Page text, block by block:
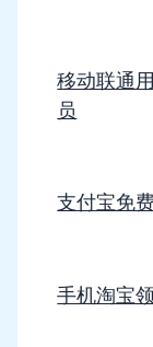
移动联通
员
支付宝免
手机淘宝